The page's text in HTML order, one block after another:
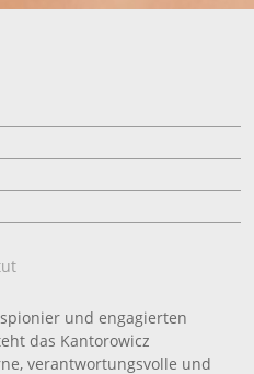
und engagierten
das Kantorowicz
verantwortungsvolle und